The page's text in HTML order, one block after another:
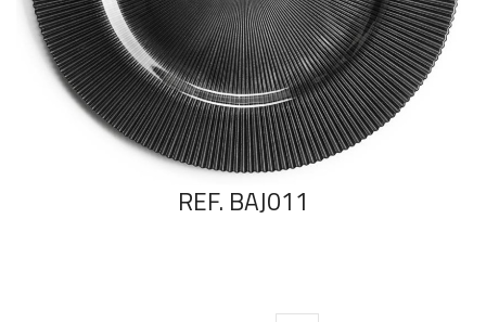
REF. BAJ011